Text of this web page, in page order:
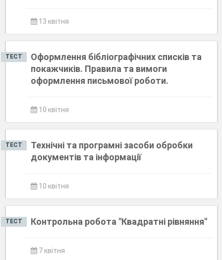
13 квітня
ТЕСТ
Оформлення бібліографічних списків та
покажчиків. Правила та вимоги
оформлення письмової роботи.
10 квітня
ТЕСТ
Технічні та програмні засоби обробки
документів та інформації
10 квітня
ТЕСТ Контрольна робота "Квадратні рівняння"
7 квітня